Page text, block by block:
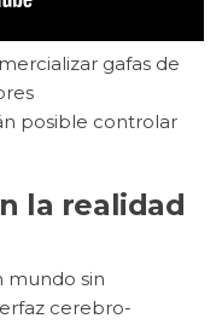
gafas de
posible controlar
la realidad
mundo sin
cerebro-